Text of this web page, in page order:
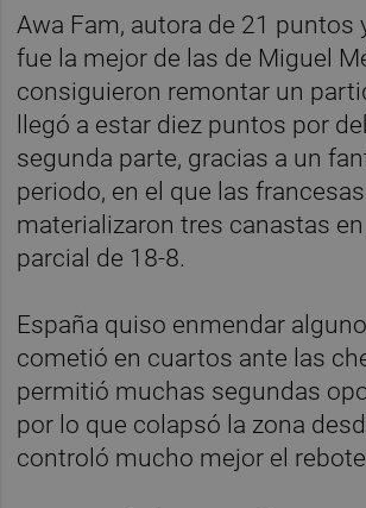
Awa Fam, autora de 21 puntos
fue la mejor de las de Miguel
consiguieron remontar un
llegó a estar diez puntos por
segunda parte, gracias a un
periodo, en el que las
materializaron tres canastas
parcial de 18-8.
España quiso enmendar
cometió en cuartos ante las
permitió muchas segundas
por lo que colapsó la zona
controló mucho mejor el